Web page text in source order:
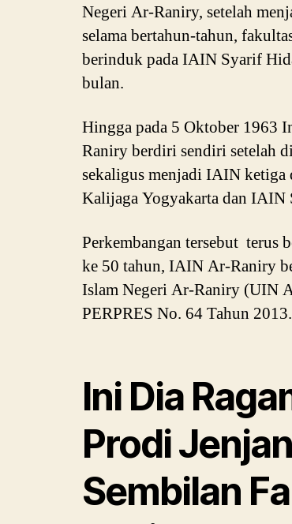
Negeri Ar-Raniry, setelah
selama bertahun-tahun,
berinduk pada IAIN Syarif
bulan.
Hingga pada 5 Oktober 1963
Raniry berdiri sendiri setelah
sekaligus menjadi IAIN ketiga
Kalijaga Yogyakarta dan IAIN
Perkembangan tersebut terus
ke 50 tahun, IAIN Ar-Raniry
Islam Negeri Ar-Raniry (UIN
PERPRES No. 64 Tahun 2013.
Ini Dia
Prodi
Sembilan